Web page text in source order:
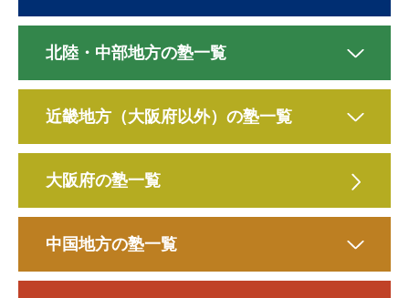
北陸・中部地方の塾一覧
近畿地方（大阪府以外）の塾一覧
大阪府の塾一覧
中国地方の塾一覧